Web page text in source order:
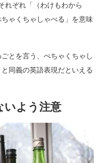
れぞれ「（わけもわから
ゃくちゃしゃべる」を意味
とを言う、ぺちゃくちゃし
同義の英語表現だといえる
いよう注意